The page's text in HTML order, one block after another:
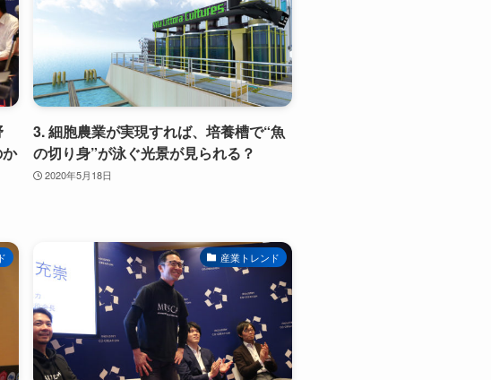
3. 細胞農業が実現すれば、培養槽で“魚
の切り身”が泳ぐ光景が見られる？
2020年5月18日
産業トレンド